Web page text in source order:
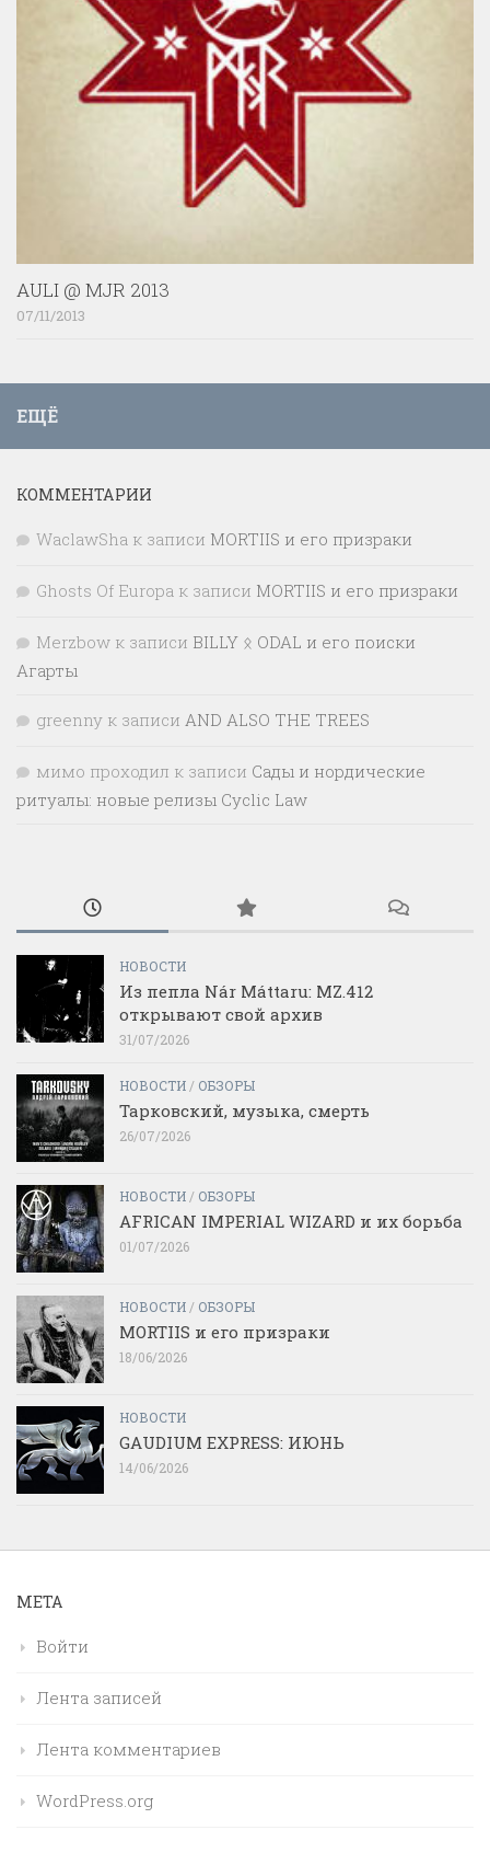
AULI @ MJR 2013
07/11/2013
ЕЩЁ
КОММЕНТАРИИ
WaclawSha к записи MORTIIS и его призраки
Ghosts Of Europa к записи MORTIIS и его призраки
Merzbow к записи BILLY ᛟ ODAL и его поиски
Агарты
greenny к записи AND ALSO THE TREES
мимо проходил к записи Сады и нордические
ритуалы: новые релизы Cyclic Law
НОВОСТИ
Из пепла Nár Máttaru: MZ.412
открывают свой архив
31/07/2026
НОВОСТИ/ ОБЗОРЫ
Тарковский, музыка, смерть
26/07/2026
НОВОСТИ/ ОБЗОРЫ
AFRICAN IMPERIAL WIZARD и их борьба
01/07/2026
НОВОСТИ/ ОБЗОРЫ
MORTIIS и его призраки
18/06/2026
НОВОСТИ
GAUDIUM EXPRESS: ИЮНЬ
14/06/2026
МЕТА
Войти
Лента записей
Лента комментариев
WordPress.org